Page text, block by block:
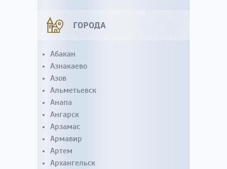
ГОРОДА
Абакан
Азнакаево
Азов
Альметьевск
Анапа
Ангарск
Арзамас
Армавир
Артем
Архангельск